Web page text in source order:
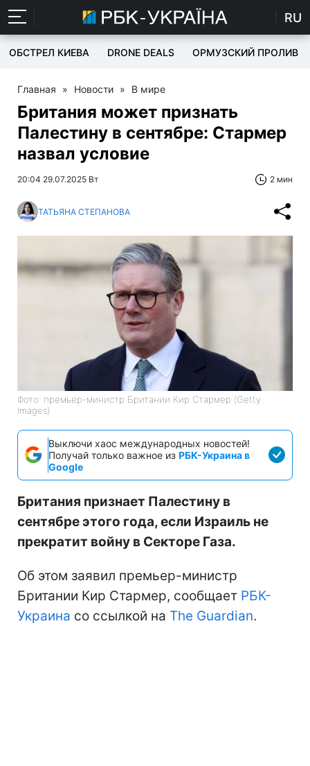
RU
ОБСТРЕЛ КИЕВА DRONE DEALS ОРМУЗСКИЙ ПРОЛИВ
Главная » Новости » В мире
Британия может признать
Палестину в сентябре: Стармер
назвал условие
20:04 29.07.2025 Вт 2 мин
ТАТЬЯНА СТЕПАНОВА
Фото: премьер-министр Британии Кир Стармер (Getty
Images)
Выключи хаос международных новостей!
Получай только важное из РБК-Украина в
Google
Британия признает Палестину в
сентябре этого года, если Израиль не
прекратит войну в Секторе Газа.
Об этом заявил премьер-министр
Британии Кир Стармер, сообщает РБК-
Украина со ссылкой на The Guardian.